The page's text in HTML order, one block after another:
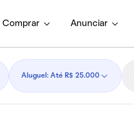
Comprar Anunciar
Aluguel: Até R$ 25.000